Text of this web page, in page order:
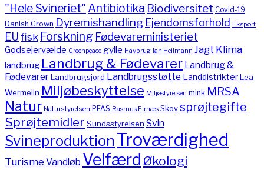
"Hele Svineriet" Antibiotika Biodiversitet Covid-19
Danish Crown Dyremishandling Ejendomsforhold Eksport
EUfisk Forskning Fødevareministeriet
Godsejervælde Greenpeace gylle Havbrug Ian Heilmann Jagt Klima
landbrug Landbrug & Fødevarer Landbrug &
FødevarerLandbrugsjord Landbrugsstøtte LanddistrikterLea
Wermelin Miljøbeskyttelse Miljøstyrelsen mink MRSA
Natur Naturstyrelsen PFAS Rasmus Ejrnæs Skov sprøjtegifte
Sprøjtemidler Sundsstyrelsen Svin
Svineproduktion Troværdighed
TurismeVandløb Velfærd Økologi